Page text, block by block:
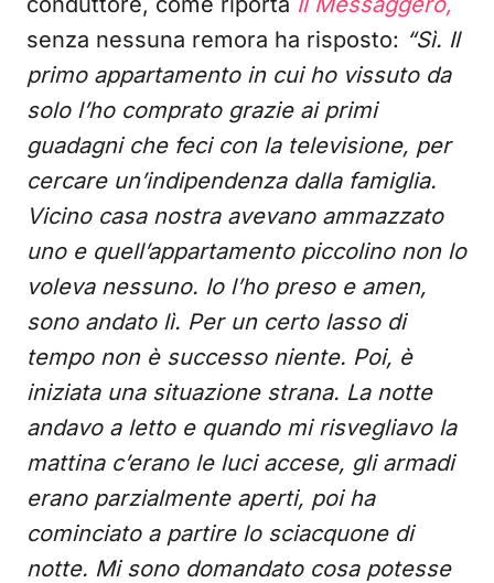
senza nessuna remora ha risposto: “Sì. Il
primo appartamento in cui ho vissuto da
solo l’ho comprato grazie ai primi
guadagni che feci con la televisione, per
cercare un’indipendenza dalla famiglia.
Vicino casa nostra avevano ammazzato
uno e quell’appartamento piccolino non lo
voleva nessuno. Io l’ho preso e amen,
sono andato lì. Per un certo lasso di
tempo non è successo niente. Poi, è
iniziata una situazione strana. La notte
andavo a letto e quando mi risvegliavo la
mattina c’erano le luci accese, gli armadi
erano parzialmente aperti, poi ha
cominciato a partire lo sciacquone di
notte. Mi sono domandato cosa potesse